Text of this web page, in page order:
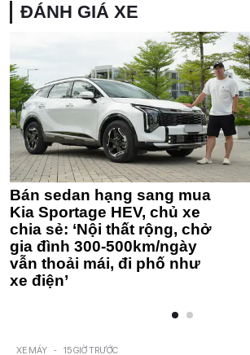
ĐÁNH GIÁ XE
Bán sedan hạng sang mua
Kia Sportage HEV, chủ xe
chia sẻ: ‘Nội thất rộng, chở
gia đình 300-500km/ngày
vẫn thoải mái, đi phố như
xe điện’
XE MÁY - 15 GIỜ TRƯỚC